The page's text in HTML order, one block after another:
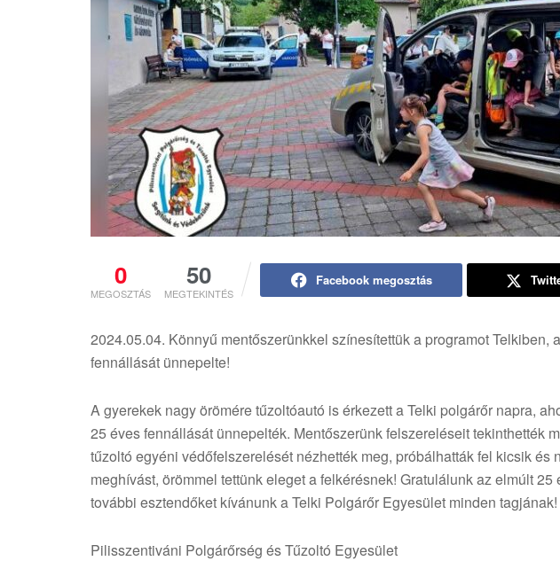
0
MEGOSZTÁS
50
MEGTEKINTÉS
Facebook megosztás
2024.05.04. Könnyű mentőszerünkkel színesítettük a programot Telkiben,
fennállását ünnepelte!
A gyerekek nagy örömére tűzoltóautó is érkezett a Telki polgárőr napra,
25 éves fennállását ünnepelték. Mentőszerünk felszereléseit tekinthették
tűzoltó egyéni védőfelszerelését nézhették meg, próbálhatták fel kicsik és
meghívást, örömmel tettünk eleget a felkérésnek! Gratulálunk az elmúlt
további esztendőket kívánunk a Telki Polgárőr Egyesület minden tagjának!
Pilisszentiváni Polgárőrség és Tűzoltó Egyesület